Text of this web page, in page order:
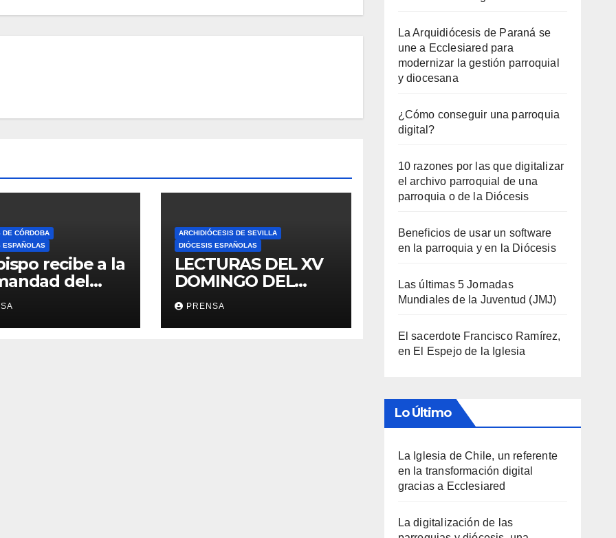
DE CÓRDOBA
ESPAÑOLAS
recibe a la
del
ARCHIDIÓCESIS DE SEVILLA
DIÓCESIS ESPAÑOLAS
LECTURAS DEL XV
DOMINGO DEL
TIEMPO
ORDINARIO (A)
PRENSA
La Arquidiócesis de Paraná se
une a Ecclesiared para
modernizar la gestión parroquial
y diocesana
¿Cómo conseguir una parroquia
digital?
10 razones por las que digitalizar
el archivo parroquial de una
parroquia o de la Diócesis
Beneficios de usar un software
en la parroquia y en la Diócesis
Las últimas 5 Jornadas
Mundiales de la Juventud (JMJ)
El sacerdote Francisco Ramírez,
en El Espejo de la Iglesia
Lo Último
La Iglesia de Chile, un referente
en la transformación digital
gracias a Ecclesiared
La digitalización de las